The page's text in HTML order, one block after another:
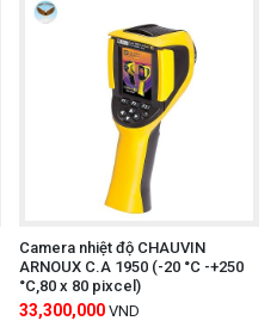
Camera nhiệt độ CHAUVIN
ARNOUX C.A 1950 (-20 °C -+250
°C,80 x 80 pixcel)
33,300,000 VND